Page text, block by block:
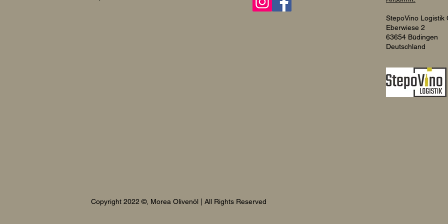
StepoVino Logistik
Eberwiese 2
63654 Büdingen
Deutschland
Copyright 2022 ©, Morea Olivenöl | All Rights Reserved